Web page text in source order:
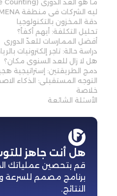
ما هو العدّ الدوري (Cycle Counting)؟
ليه الشركات في منطقة MENA تختار العدّ الدوري؟
دقة المخزون بالتكنولوجيا
تحليل التكلفة: أيهم أكفأ؟
أفضل الممارسات للعدّ الدوري
دراسة حالة: تاجر إلكترونيات
هل لا زال للعد السنوي مكان؟
دمج الطريقتين: إستراتيجية
التوجه المستقبلي: الذكاء
خلاصة
الأسئلة الشائعة
هل أنت جاهز
قم بتحصين عملياتك
برنامج مصمم للسرعة
النتائج.